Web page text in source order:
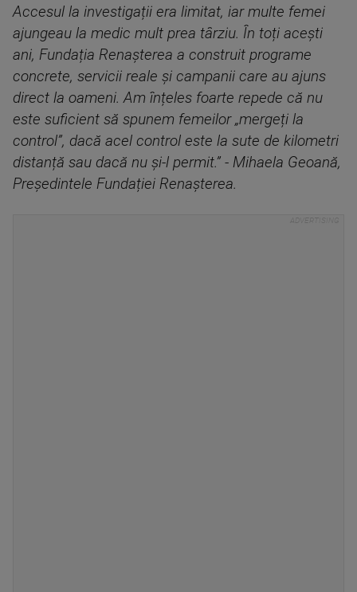
Accesul la investigații era limitat, iar multe femei
ajungeau la medic mult prea târziu. În toți acești
ani, Fundația Renașterea a construit programe
concrete, servicii reale și campanii care au ajuns
direct la oameni. Am înțeles foarte repede că nu
este suficient să spunem femeilor „mergeți la
control”, dacă acel control este la sute de kilometri
distanță sau dacă nu și-l permit.” - Mihaela Geoană,
Președintele Fundației Renașterea.